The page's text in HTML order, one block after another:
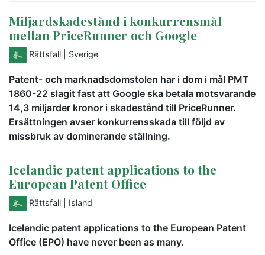
Miljardskadestånd i konkurrensmål
mellan PriceRunner och Google
Rättsfall | Sverige
Patent- och marknadsdomstolen har i dom i mål PMT
1860-22 slagit fast att Google ska betala motsvarande
14,3 miljarder kronor i skadestånd till PriceRunner.
Ersättningen avser konkurrensskada till följd av
missbruk av dominerande ställning.
Icelandic patent applications to the
European Patent Office
Rättsfall | Island
Icelandic patent applications to the European Patent
Office (EPO) have never been as many.